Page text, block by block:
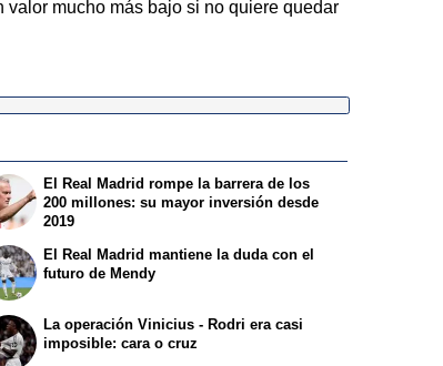
mucho más bajo si no quiere quedar
El Real Madrid rompe la barrera de los
200 millones: su mayor inversión desde
2019
El Real Madrid mantiene la duda con el
futuro de Mendy
La operación Vinicius - Rodri era casi
imposible: cara o cruz